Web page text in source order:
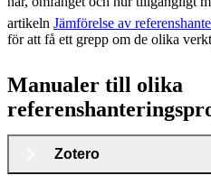
artikeln Jämförelse av
för att få ett grepp om de olika
Manualer till olika
Zotero